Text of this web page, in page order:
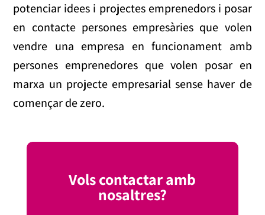
potenciar idees i projectes emprenedors i posar
en contacte persones empresàries que volen
vendre una empresa en funcionament amb
persones emprenedores que volen posar en
marxa un projecte empresarial sense haver de
començar de zero.
Vols contactar amb
nosaltres?